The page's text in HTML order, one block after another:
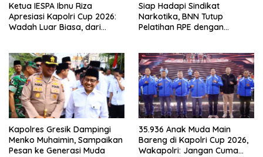
Ketua IESPA Ibnu Riza
Apresiasi Kapolri Cup 2026:
Wadah Luar Biasa, dari
Siap Hadapi Sindikat
Narkotika, BNN Tutup
Pelatihan RPE dengan
Kapolres Gresik Dampingi
Menko Muhaimin, Sampaikan
Pesan ke Generasi Muda
35.936 Anak Muda Main
Bareng di Kapolri Cup 2026,
Wakapolri: Jangan Cuma